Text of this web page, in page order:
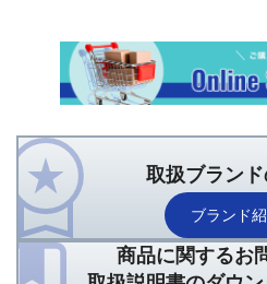
取扱ブラン
ブランド
商品に関するお